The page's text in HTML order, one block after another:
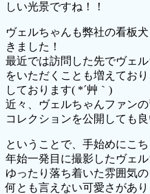
しい光景ですね！！
ヴェルちゃんも弊社の看板
きました！
最近では訪問した先でヴェ
をいただくことも増えてお
しております( *´艸｀)
近々、ヴェルちゃんファン
コレクションを公開しても
ということで、手始めにこち
年始一発目に撮影したヴェル
ゆったり落ち着いた雰囲気
何とも言えない可愛さがあ